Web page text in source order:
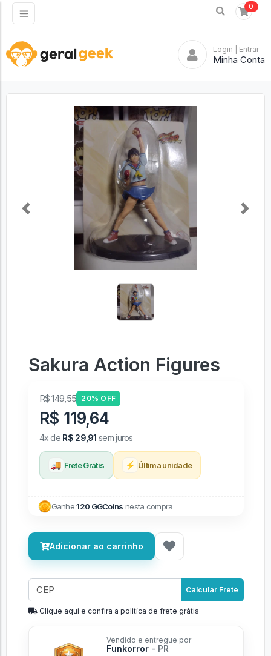
0
Login | Entrar
Minha Conta
Previous Next
Sakura Action Figures
R$ 149,55 20% OFF
R$ 119,64
4x de R$ 29,91 sem juros
🚚 Frete Grátis ⚡ Última unidade
Ganhe120 GGCoins nesta compra
Adicionar ao carrinho
Calcular Frete
Clique aqui e confira a politíca de frete grátis
Vendido e entregue por
Funkorror - PR